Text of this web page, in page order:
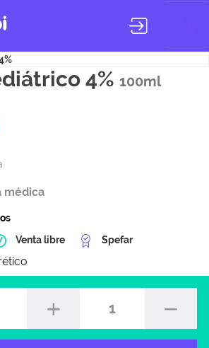
4% 100ml
médica
Venta libre Spefar
1